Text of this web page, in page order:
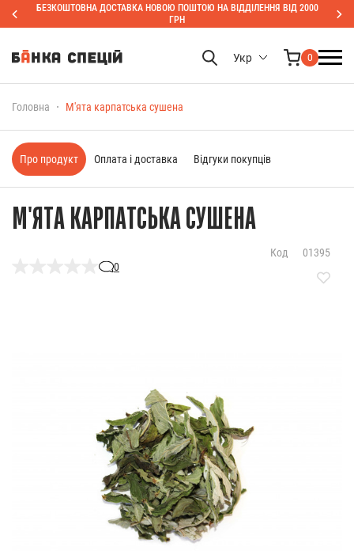
БЕЗКОШТОВНА ДОСТАВКА НОВОЮ ПОШТОЮ НА ВІДДІЛЕННЯ ВІД 2000
ГРН
Укр 0
Головна М'ята карпатська сушена
М'ЯТА КАРПАТСЬКА СУШЕНА
0
Код 01395
Про продукт Оплата і доставка Відгуки покупців